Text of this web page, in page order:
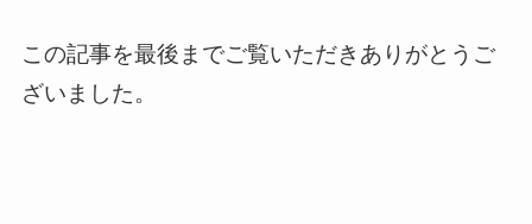
この記事を最後までご覧いただきありがとうご
ざいました。